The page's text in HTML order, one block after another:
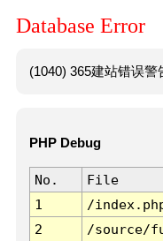
Database Error
(1040) 365建站错误
PHP Debug
No. File
1
/
2
/source/